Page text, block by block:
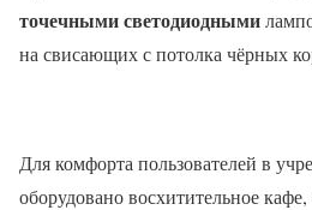
точечными светодиодными
на свисающих с потолка чёрных
Для комфорта пользователей в
оборудовано восхитительное